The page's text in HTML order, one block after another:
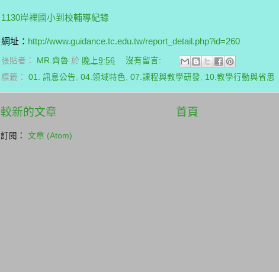
1130岸裡國小到校輔導紀錄
網址： http://www.guidance.tc.edu.tw/report_detail.php?id=260
張貼者： MR.齊魯 於 晚上9:56
沒有留言:
標籤： 01. 訊息公告 04.領域特色 07.課程與教學研發 10.教學行動與省思
較新的文章 首頁
訂閱： 文章 (Atom)